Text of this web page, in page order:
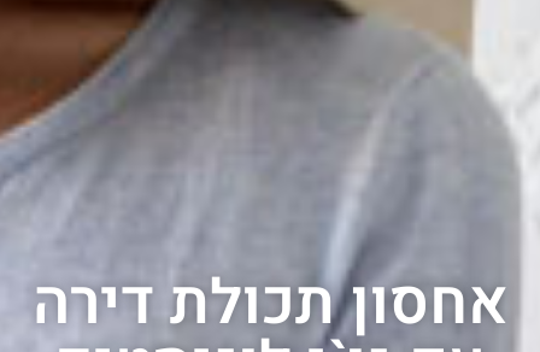
אחסון תכולת דירה